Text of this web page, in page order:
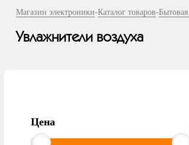
Магазин электроники-Каталог товаров-
Увлажнители воздуха
Цена